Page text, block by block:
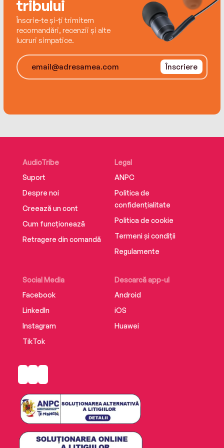
tribului
Înscrie-te și-ți trimitem
recomandări, recenzii și alte
lucruri simpatice.
Înscriere
AudioTribe
Suport
Despre noi
Creează un cont
Cum funcționează
Retragere din comandă
Social Media
Facebook
LinkedIn
Instagram
TikTok
Descarcă app-ul
Android
iOS
Huawei
Legal
ANPC
Politica de
confidențialitate
Politica de cookie
Termeni și condiții
Regulamente